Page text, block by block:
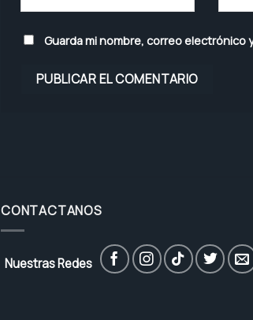
Guarda mi nombre, correo electrónico
CONTACTANOS
Nuestras Redes